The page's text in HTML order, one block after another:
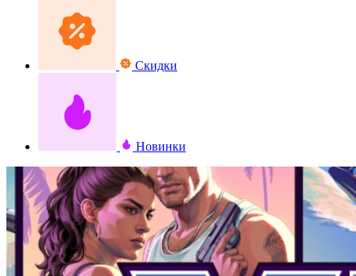
Скидки
Новинки